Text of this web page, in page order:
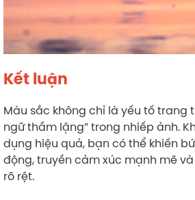
Kết luận
Màu sắc không chỉ là yếu tố trang
ngữ thầm lặng” trong nhiếp ảnh.
dụng hiệu quả, bạn có thể khiến
động, truyền cảm xúc mạnh mẽ
rõ rệt.